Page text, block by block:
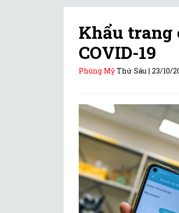
Khẩu trang
COVID-19
Phùng Mỹ Thứ Sáu |23/10/